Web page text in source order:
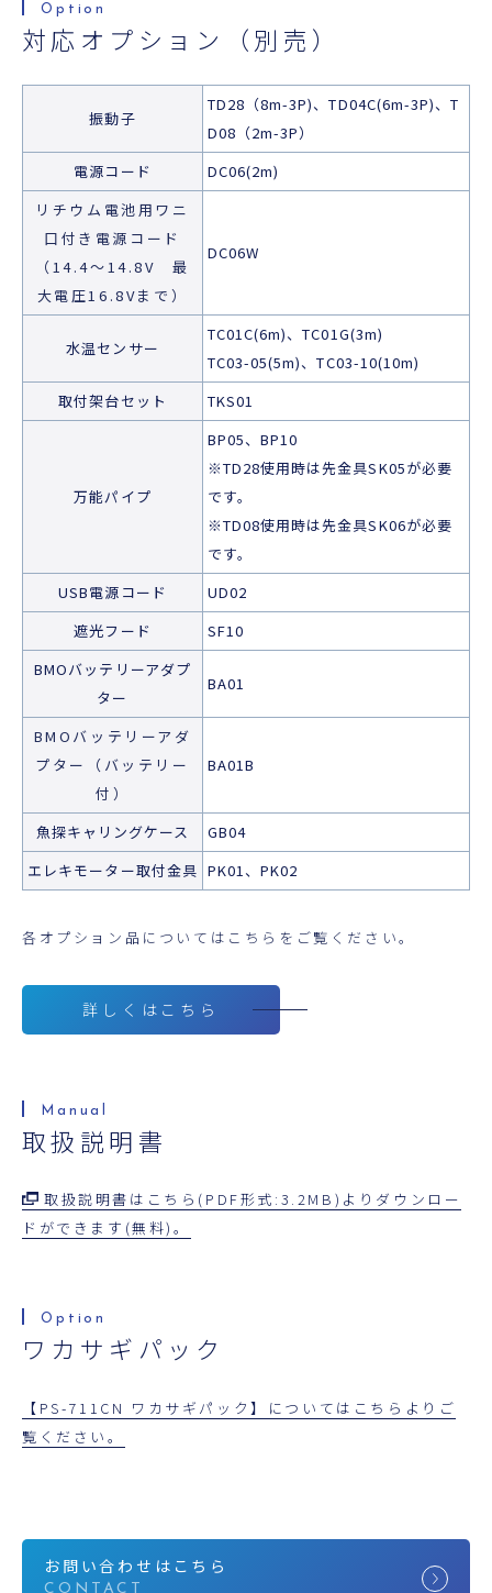
対応オプション（別売）
振動子
TD28（8m-3P)、TD04C(6m-3P)、T
D08（2m-3P）
電源コード
DC06(2m)
リチウム電池用ワニ
口付き電源コード
（14.4～14.8V 最
大電圧16.8Vまで）
DC06W
水温センサー
TC01C(6m)、TC01G(3m)
TC03-05(5m)、TC03-10(10m)
取付架台セット
TKS01
万能パイプ
BP05、BP10
※TD28使用時は先金具SK05が必要
です。
※TD08使用時は先金具SK06が必要
です。
USB電源コード
UD02
遮光フード
SF10
BMOバッテリーアダプ
ター
BA01
BMOバッテリーアダ
プター（バッテリー
付 ）
BA01B
魚探キャリングケース
GB04
エレキモーター取付金具 PK01、PK02
各オプション品についてはこちらをご覧ください。
詳しくはこちら
取扱説明書
取扱説明書はこちら(PDF形式:3.2MB)よりダウンロー
ドができます(無料)。
ワカサギパック
【PS-711CN ワカサギパック】についてはこちらよりご
覧ください。
お問い合わせはこちら